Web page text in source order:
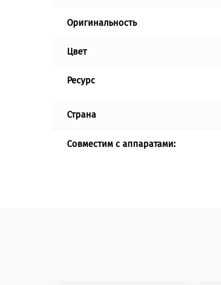
Оригинальность
Цвет
Ресурс
Страна
Совместим с аппаратами: